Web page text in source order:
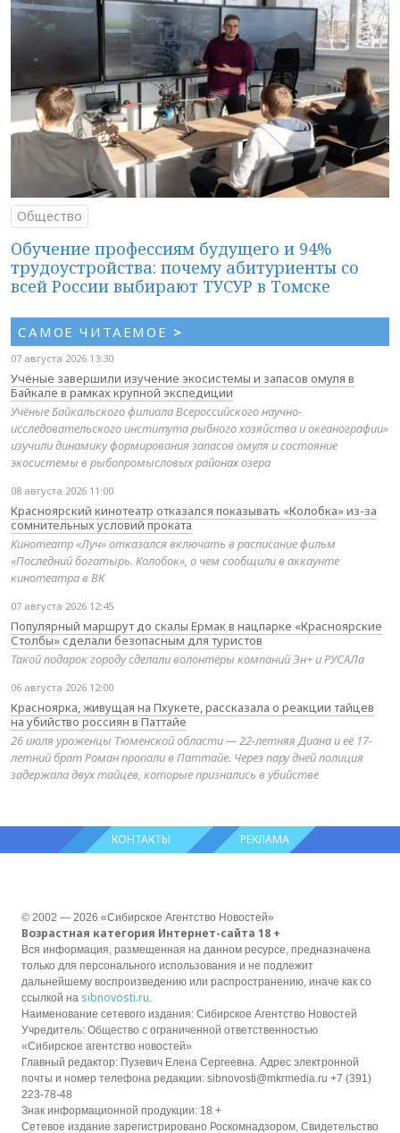
Общество
Обучение профессиям будущего и 94%
трудоустройства: почему абитуриенты со
всей России выбирают ТУСУР в Томске
САМОЕ ЧИТАЕМОЕ >
07 августа 2026 13:30
Учёные завершили изучение экосистемы и запасов омуля в
Байкале в рамках крупной экспедиции
Учёные Байкальского филиала Всероссийского научно-
исследовательского института рыбного хозяйства и океанографии»
изучили динамику формирования запасов омуля и состояние
экосистемы в рыбопромысловых районах озера
08 августа 2026 11:00
Красноярский кинотеатр отказался показывать «Колобка» из-за
сомнительных условий проката
Кинотеатр «Луч» отказался включать в расписание фильм
«Последний богатырь. Колобок», о чем сообщили в аккаунте
кинотеатра в ВК
07 августа 2026 12:45
Популярный маршрут до скалы Ермак в нацпарке «Красноярские
Столбы» сделали безопасным для туристов
Такой подарок городу сделали волонтёры компаний Эн+ и РУСАЛа
06 августа 2026 12:00
Красноярка, живущая на Пхукете, рассказала о реакции тайцев
на убийство россиян в Паттайе
26 июля уроженцы Тюменской области — 22-летняя Диана и её 17-
летний брат Роман пропали в Паттайе. Через пару дней полиция
задержала двух тайцев, которые признались в убийстве
КОНТАКТЫ РЕКЛАМА
© 2002 — 2026 «Сибирское Агентство Новостей»
Возрастная категория Интернет-сайта 18 +
Вся информация, размещенная на данном ресурсе, предназначена
только для персонального использования и не подлежит
дальнейшему воспроизведению или распространению, иначе как со
ссылкой на sibnovosti.ru.
Наименование сетевого издания: Сибирское Агентство Новостей
Учредитель: Общество с ограниченной ответственностью
«Сибирское агентство новостей»
Главный редактор: Пузевич Елена Сергеевна. Адрес электронной
почты и номер телефона редакции: sibnovosti@mkrmedia.ru +7 (391)
223-78-48
Знак информационной продукции: 18 +
Сетевое издание зарегистрировано Роскомнадзором, Свидетельство